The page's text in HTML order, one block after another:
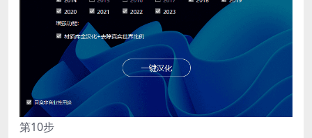
第10步